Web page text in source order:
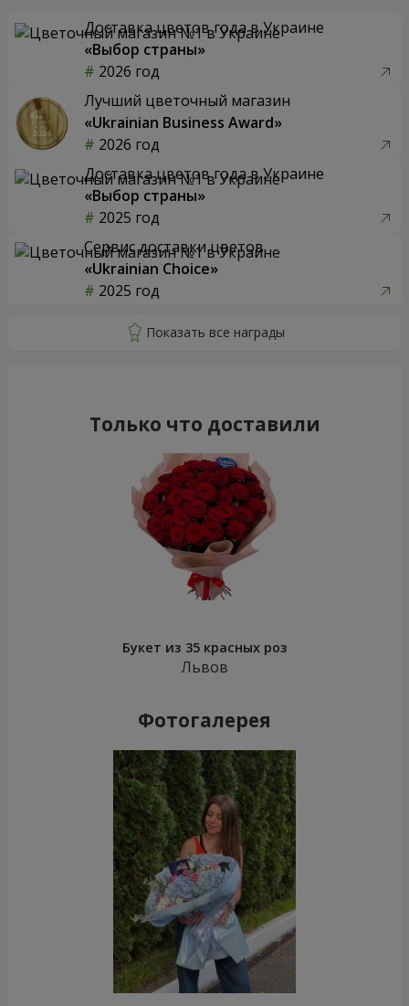
Доставка цветов года в Украине
«Выбор страны»
2026 год
Лучший цветочный магазин
«Ukrainian Business Award»
2026 год
Доставка цветов года в Украине
«Выбор страны»
2025 год
Сервис доставки цветов
«Ukrainian Choice»
2025 год
Только что доставили
Букет из 35 красных роз
Львов
Фотогалерея